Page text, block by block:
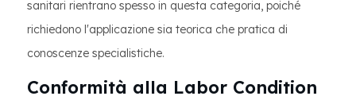
sanitari rientrano spesso in questa categoria, poiché
richiedono l'applicazione sia teorica che pratica di
conoscenze specialistiche.
Conformità alla Labor Condition